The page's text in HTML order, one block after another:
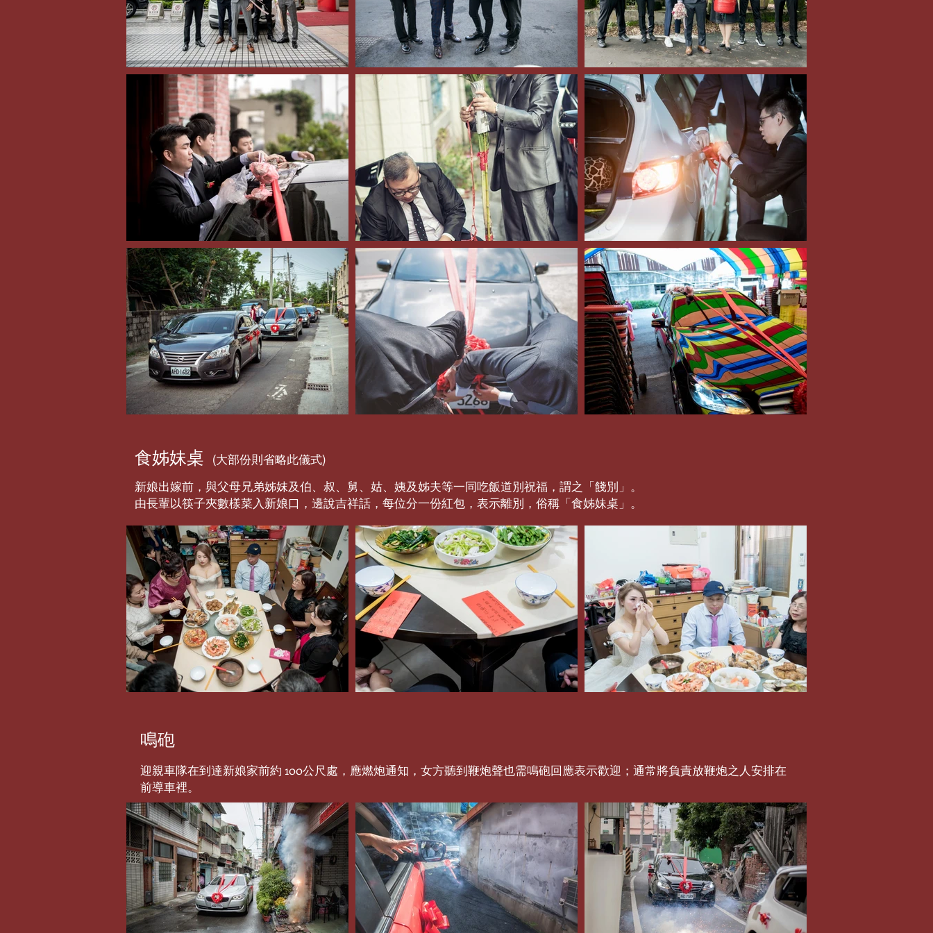
食姊妹桌
(大部份則省略此儀式)
新娘出嫁前，與父母兄弟姊妺及伯、叔、舅、姑、姨及姊夫等一同吃飯道別祝福，謂之「餞別」。
由長輩以筷子夾數樣菜入新娘口，邊說吉祥話，每位分一份紅包，表示離別，俗稱「食姊妹桌」。
鳴砲
迎親車隊在到達新娘家前約 100公尺處，應燃炮通知，女方聽到鞭炮聲也需鳴砲回應表示歡迎；通常將負責放鞭炮之人安排在
前導車裡。